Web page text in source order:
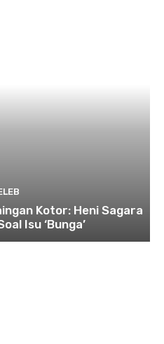
Kotor: Heni Sagara
Isu ‘Bunga’